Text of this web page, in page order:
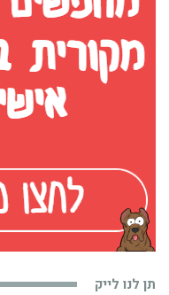
תן לנו לייק